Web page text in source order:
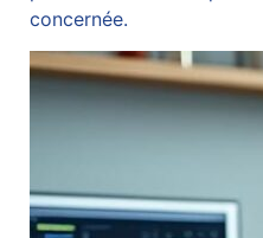
concernée.